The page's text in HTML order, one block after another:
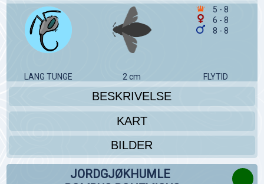
5 - 8
6 - 8
8 - 8
LANG TUNGE 2 cm FLYTID
BESKRIVELSE
KART
BILDER
JORDGJØKHUMLE